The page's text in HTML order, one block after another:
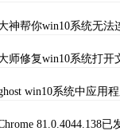
神帮你win10系统无法
师修复win10系统打开
win10系统中应用
81.0.4044.138